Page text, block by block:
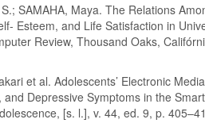
SAMAHA, Maya. The Relations
Esteem, and Life Satisfaction in
Review, Thousand Oaks,
et al. Adolescents’ Electronic
and Depressive Symptoms in the
[s. l.], v. 44, ed. 9, p.